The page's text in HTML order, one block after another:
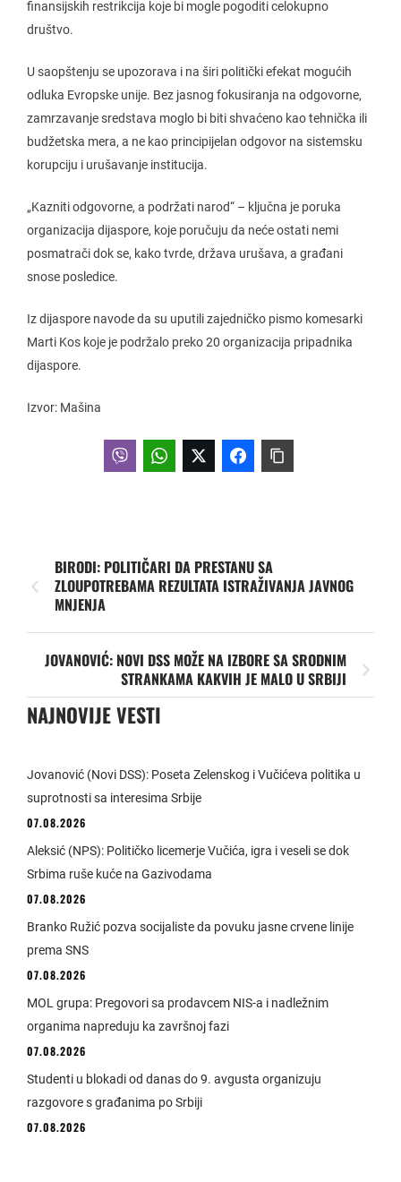
finansijskih restrikcija koje bi mogle pogoditi celokupno
društvo.
U saopštenju se upozorava i na širi politički efekat mogućih
odluka Evropske unije. Bez jasnog fokusiranja na odgovorne,
zamrzavanje sredstava moglo bi biti shvaćeno kao tehnička ili
budžetska mera, a ne kao principijelan odgovor na sistemsku
korupciju i urušavanje institucija.
„Kazniti odgovorne, a podržati narod“ – ključna je poruka
organizacija dijaspore, koje poručuju da neće ostati nemi
posmatrači dok se, kako tvrde, država urušava, a građani
snose posledice.
Iz dijaspore navode da su uputili zajedničko pismo komesarki
Marti Kos koje je podržalo preko 20 organizacija pripadnika
dijaspore.
Izvor: Mašina
BIRODI: POLITIČARI DA PRESTANU SA
ZLOUPOTREBAMA REZULTATA ISTRAŽIVANJA JAVNOG
MNJENJA
JOVANOVIĆ: NOVI DSS MOŽE NA IZBORE SA SRODNIM
STRANKAMA KAKVIH JE MALO U SRBIJI
NAJNOVIJE VESTI
Jovanović (Novi DSS): Poseta Zelenskog i Vučićeva politika u
suprotnosti sa interesima Srbije
07.08.2026
Aleksić (NPS): Političko licemerje Vučića, igra i veseli se dok
Srbima ruše kuće na Gazivodama
07.08.2026
Branko Ružić pozva socijaliste da povuku jasne crvene linije
prema SNS
07.08.2026
MOL grupa: Pregovori sa prodavcem NIS-a i nadležnim
organima napreduju ka završnoj fazi
07.08.2026
Studenti u blokadi od danas do 9. avgusta organizuju
razgovore s građanima po Srbiji
07.08.2026